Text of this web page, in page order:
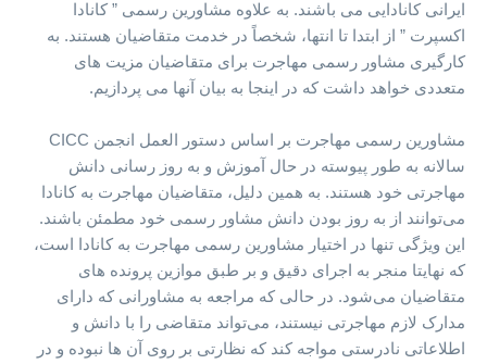
ایرانی کانادایی می باشند. به علاوه مشاورین رسمی ” کانادا
اکسپرت ” از ابتدا تا انتها، شخصاً در خدمت متقاضیان هستند. به
کارگیری مشاور رسمی مهاجرت برای متقاضیان مزیت های
متعددی خواهد داشت که در اینجا به بیان آنها می پردازیم.
مشاورین رسمی مهاجرت بر اساس دستور العمل انجمن CICC
سالانه به طور پیوسته در حال آموزش و به روز رسانی دانش
مهاجرتی خود هستند. به همین دلیل، متقاضیان مهاجرت به کانادا
می‌توانند از به روز بودن دانش مشاور رسمی خود مطمئن باشند.
این ویژگی تنها در اختیار مشاورین رسمی مهاجرت به کانادا است،
که نهایتا منجر به اجرای دقیق و بر طبق موازین پرونده های
متقاضیان می‌شود. در حالی که مراجعه به مشاورانی که دارای
مدارک لازم مهاجرتی نیستند، می‌تواند متقاضی را با دانش و
اطلاعاتی نادرستی مواجه کند که نظارتی بر روی آن ها نبوده و در